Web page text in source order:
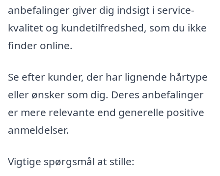
anbefalinger giver dig indsigt i service-
kvalitet og kundetilfredshed, som du ikke
finder online.
Se efter kunder, der har lignende hårtype
eller ønsker som dig. Deres anbefalinger
er mere relevante end generelle positive
anmeldelser.
Vigtige spørgsmål at stille: